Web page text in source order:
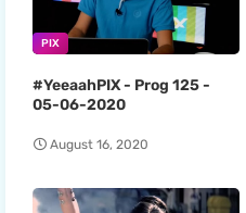
PIX
#YeeaahPIX - Prog 125 -
05-06-2020
August 16, 2020